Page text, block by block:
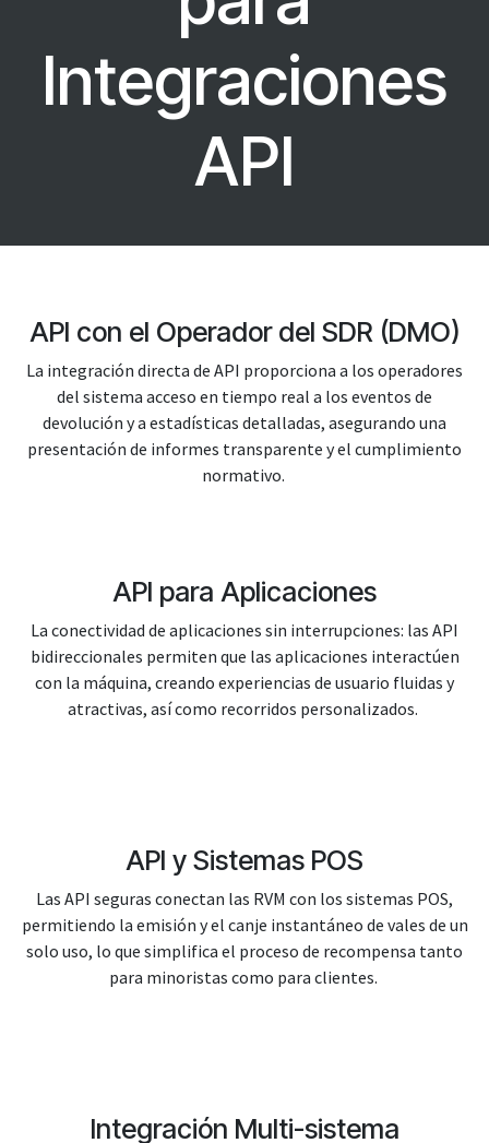
Integraciones
API
API con el Operador del SDR (DMO)
La integración directa de API proporciona a los operadores
del sistema acceso en tiempo real a los eventos de
devolución y a estadísticas detalladas, asegurando una
presentación de informes transparente y el cumplimiento
normativo.
API para Aplicaciones
La conectividad de aplicaciones sin interrupciones: las API
bidireccionales permiten que las aplicaciones interactúen
con la máquina, creando experiencias de usuario fluidas y
atractivas, así como recorridos personalizados.
API y Sistemas POS
Las API seguras conectan las RVM con los sistemas POS,
permitiendo la emisión y el canje instantáneo de vales de un
solo uso, lo que simplifica el proceso de recompensa tanto
para minoristas como para clientes.
Integración Multi-sistema